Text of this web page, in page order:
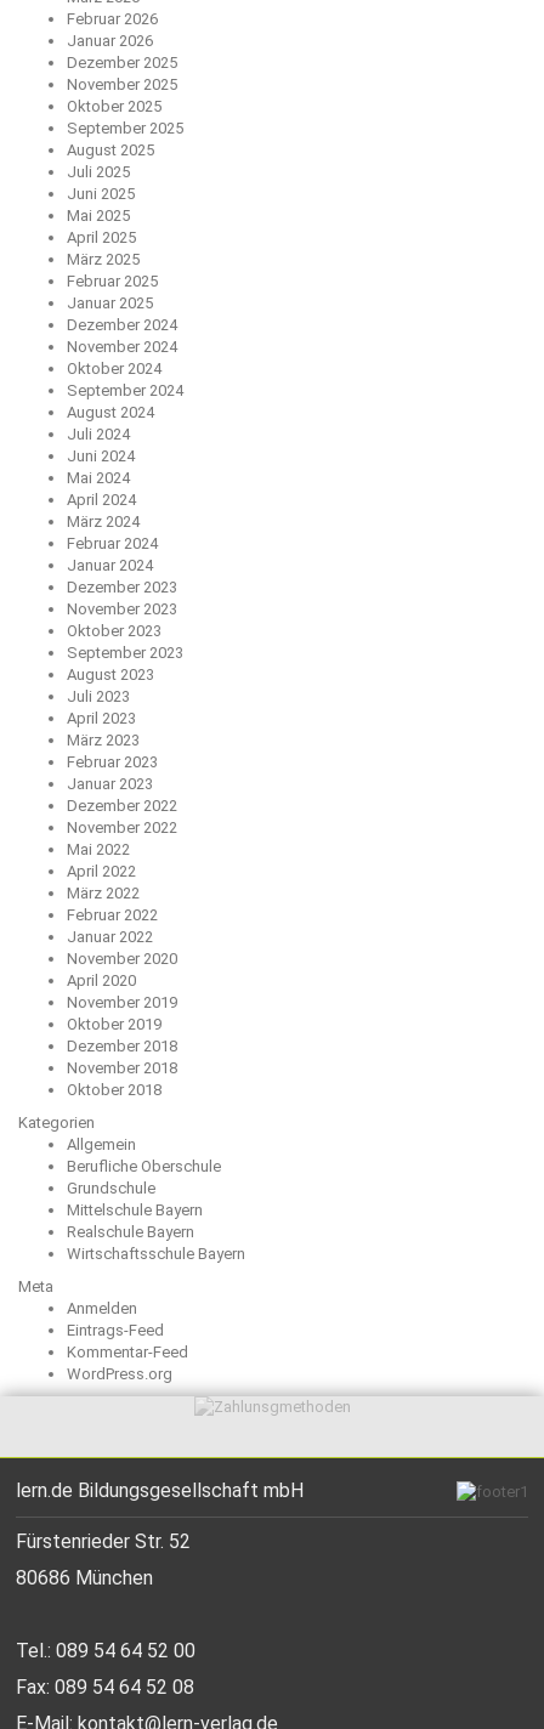
Februar 2026
Januar 2026
Dezember 2025
November 2025
Oktober 2025
September 2025
August 2025
Juli 2025
Juni 2025
Mai 2025
April 2025
März 2025
Februar 2025
Januar 2025
Dezember 2024
November 2024
Oktober 2024
September 2024
August 2024
Juli 2024
Juni 2024
Mai 2024
April 2024
März 2024
Februar 2024
Januar 2024
Dezember 2023
November 2023
Oktober 2023
September 2023
August 2023
Juli 2023
April 2023
März 2023
Februar 2023
Januar 2023
Dezember 2022
November 2022
Mai 2022
April 2022
März 2022
Februar 2022
Januar 2022
November 2020
April 2020
November 2019
Oktober 2019
Dezember 2018
November 2018
Oktober 2018
Kategorien
Allgemein
Berufliche Oberschule
Grundschule
Mittelschule Bayern
Realschule Bayern
Wirtschaftsschule Bayern
Meta
Anmelden
Eintrags-Feed
Kommentar-Feed
WordPress.org
lern.de Bildungsgesellschaft mbH
Fürstenrieder Str. 52
80686 München
Tel.: 089 54 64 52 00
Fax: 089 54 64 52 08
E-Mail:kontakt@lern-verlag.de